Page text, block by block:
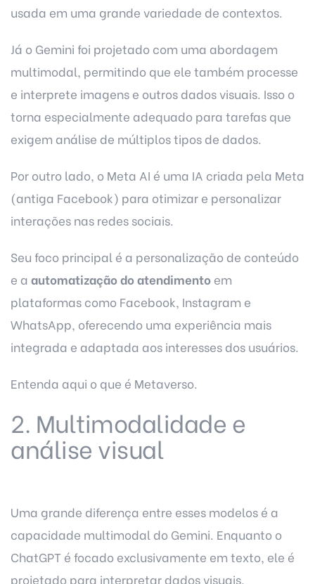
usada em uma grande variedade de contextos.
Já o Gemini foi projetado com uma abordagem
multimodal, permitindo que ele também processe
e interprete imagens e outros dados visuais. Isso o
torna especialmente adequado para tarefas que
exigem análise de múltiplos tipos de dados.
Por outro lado, o Meta AI é uma IA criada pela Meta
(antiga Facebook) para otimizar e personalizar
interações nas redes sociais.
Seu foco principal é a personalização de conteúdo
e a automatização do atendimento em
plataformas como Facebook, Instagram e
WhatsApp, oferecendo uma experiência mais
integrada e adaptada aos interesses dos usuários.
Entenda aqui o que é Metaverso.
2. Multimodalidade e
análise visual
Uma grande diferença entre esses modelos é a
capacidade multimodal do Gemini. Enquanto o
ChatGPT é focado exclusivamente em texto, ele é
projetado para interpretar dados visuais,